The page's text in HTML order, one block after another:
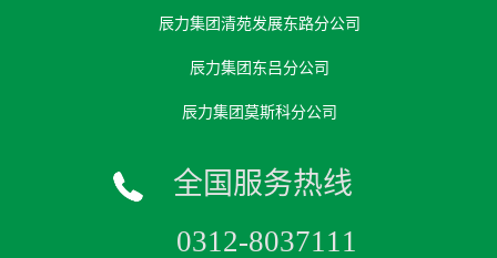
辰力集团清苑发展东路分公司
辰力集团东吕分公司
辰力集团莫斯科分公司
全国服务热线
0312-8037111